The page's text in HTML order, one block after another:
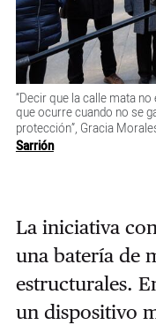
“Decir que la calle mata
que ocurre cuando no se
protección”, Gracia
Sarrión
La iniciativa
una batería de
estructurales.
un dispositivo